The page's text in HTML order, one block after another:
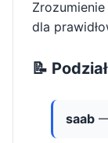
dla
📝
saab